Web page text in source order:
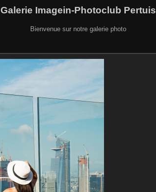
Galerie Imagein-Photoclub Pertuis
Bienvenue sur notre galerie photo